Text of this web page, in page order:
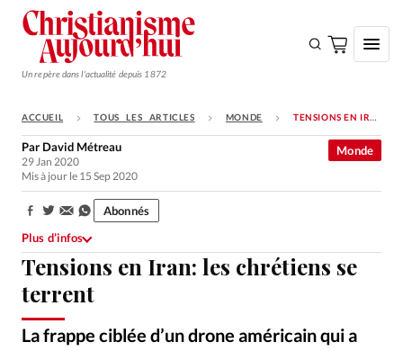
Un repère dans l'actualité depuis 1872
S'ABONNER
Monde
Opinions
Tous les articles
Faire un don
Emploi
ACCUEIL TOUS LES ARTICLES MONDE TENSIONS EN IRAN: LES CHRÉTIENS SE TERRENT
Tensions en Iran: les chrétiens se
terrent
La frappe ciblée d’un drone américain qui a
Monde
Par David Métreau
29 Jan 2020
Mis à jour le 15 Sep 2020
Partager:
Abonnés
Plus d’infos